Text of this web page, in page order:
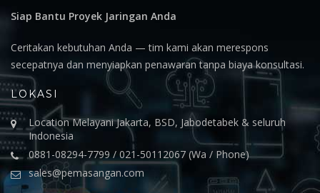
Siap Bantu Proyek Jaringan Anda
Ceritakan kebutuhan Anda — tim kami akan merespons
secepatnya dan menyiapkan penawaran tanpa biaya konsultasi.
LOKASI
Location Melayani Jakarta, BSD, Jabodetabek & seluruh
Indonesia
0881-08294-7799 / 021-50112067 (Wa / Phone)
sales@pemasangan.com